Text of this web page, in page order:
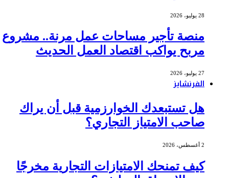
28 يوليو، 2026
منصة تأجير مساحات عمل مرنة.. مشروع
مربح يواكب اقتصاد العمل الحديث
27 يوليو، 2026
الفرنشايز
هل تستبعدك الخوارزمية قبل أن يراك
صاحب الامتياز التجاري؟
2 أغسطس، 2026
كيف تمنحك الامتيازات التجارية مخرجًا